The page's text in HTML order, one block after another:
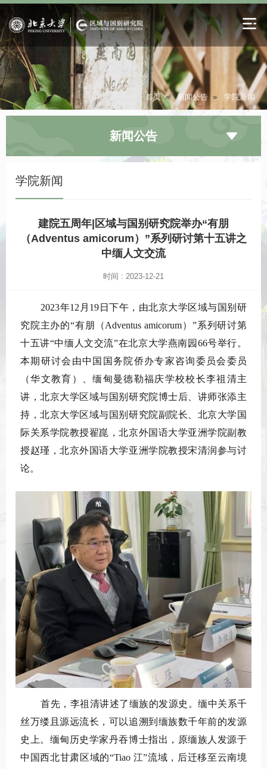
首页 » 新闻公告 » 学院新闻
新闻公告
学院新闻
建院五周年|区域与国别研究院举办“有朋
（Adventus amicorum）”系列研讨第十五讲之
中缅人文交流
时间 : 2023-12-21
2023年12月19日下午，由北京大学区域与国别研
究院主办的“有朋（Adventus amicorum）”系列研讨第
十五讲“中缅人文交流”在北京大学燕南园66号举行。
本期研讨会由中国国务院侨办专家咨询委员会委员
（华文教育）、缅甸曼德勒福庆学校校长李祖清主
讲，北京大学区域与国别研究院博士后、讲师张添主
持，北京大学区域与国别研究院副院长、北京大学国
际关系学院教授翟崑，北京外国语大学亚洲学院副教
授赵瑾，北京外国语大学亚洲学院教授宋清润参与讨
论。
首先，李祖清讲述了缅族的发源史。缅中关系千
丝万缕且源远流长，可以追溯到缅族数千年前的发源
史上。缅甸历史学家丹吞博士指出，原缅族人发源于
中国西北甘肃区域的“Tiao 江”流域，后迁移至云南境